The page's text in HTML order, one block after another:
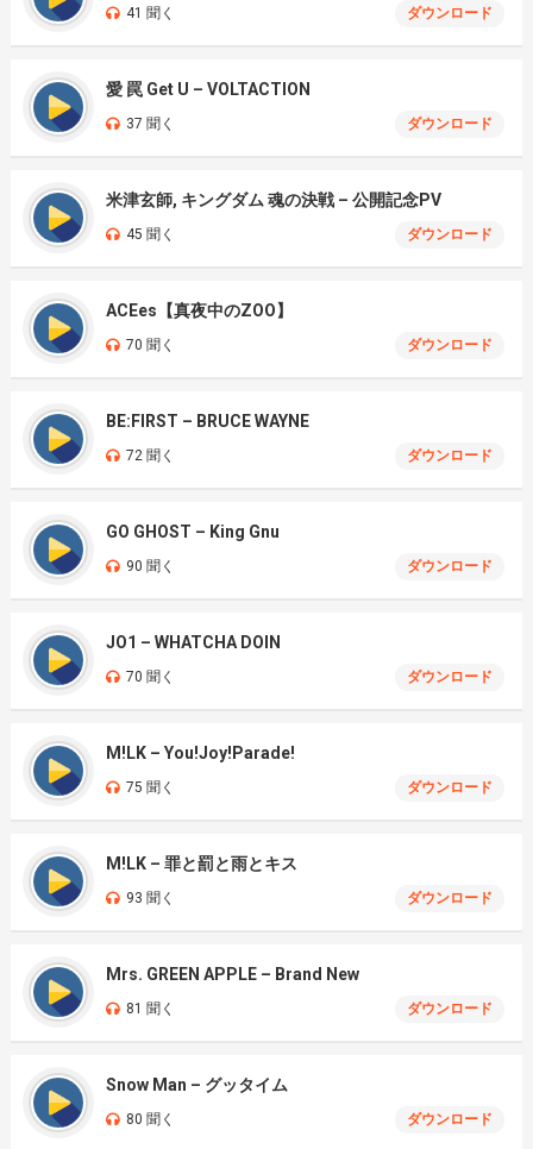
41 聞く ダウンロード
愛 罠 Get U – VOLTACTION
37 聞く ダウンロード
米津玄師, キングダム 魂の決戦 – 公開記念PV
45 聞く ダウンロード
ACEes【真夜中のZOO】
70 聞く ダウンロード
BE:FIRST – BRUCE WAYNE
72 聞く ダウンロード
GO GHOST – King Gnu
90 聞く ダウンロード
JO1 – WHATCHA DOIN
70 聞く ダウンロード
M!LK – You!Joy!Parade!
75 聞く ダウンロード
M!LK – 罪と罰と雨とキス
93 聞く ダウンロード
Mrs. GREEN APPLE – Brand New
81 聞く ダウンロード
Snow Man – グッタイム
80 聞く ダウンロード